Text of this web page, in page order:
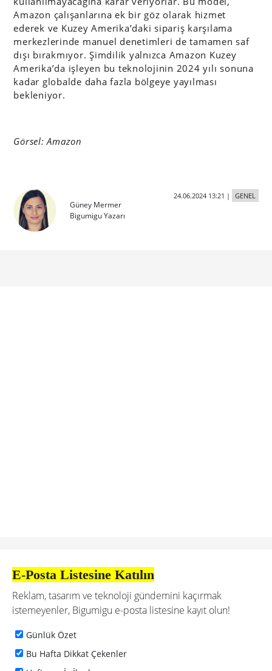
Amazon çalışanlarına ek bir göz olarak hizmet
ederek ve Kuzey Amerika’daki sipariş karşılama
merkezlerinde manuel denetimleri de tamamen saf
dışı bırakmıyor. Şimdilik yalnızca Amazon Kuzey
Amerika’da işleyen bu teknolojinin 2024 yılı sonuna
kadar globalde daha fazla bölgeye yayılması
bekleniyor.
Görsel: Amazon
Güney Mermer
Bigumigu Yazarı
24.06.2024 13:21 | GENEL
E-Posta Listesine Katılın
Reklam, tasarım ve teknoloji gündemini kaçırmak
istemeyenler, Bigumigu e-posta listesine kayıt olun!
Günlük Özet
Bu Hafta Dikkat Çekenler